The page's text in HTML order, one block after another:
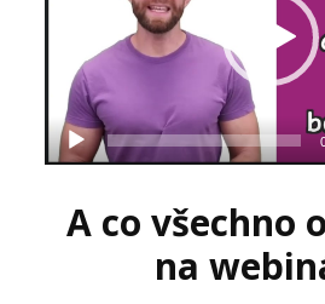
A co všechno
na